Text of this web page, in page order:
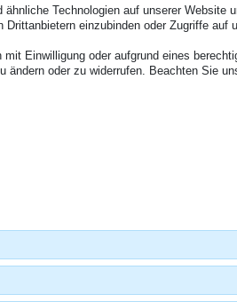
ähnliche Technologien auf unserer
Drittanbietern einzubinden oder Zugriffe
mit Einwilligung oder aufgrund eines
ändern oder zu widerrufen. Beachten Sie